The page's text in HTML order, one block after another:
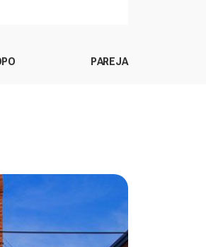
PAREJA